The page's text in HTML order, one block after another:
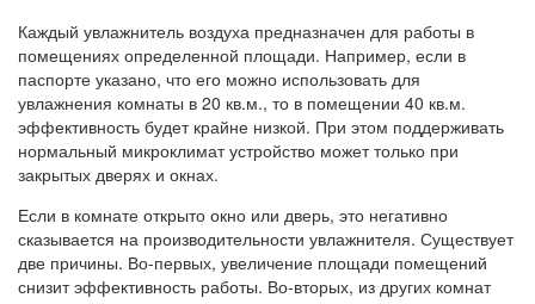
Каждый увлажнитель воздуха предназначен для работы в
помещениях определенной площади. Например, если в
паспорте указано, что его можно использовать для
увлажнения комнаты в 20 кв.м., то в помещении 40 кв.м.
эффективность будет крайне низкой. При этом поддерживать
нормальный микроклимат устройство может только при
закрытых дверях и окнах.
Если в комнате открыто окно или дверь, это негативно
сказывается на производительности увлажнителя. Существует
две причины. Во-первых, увеличение площади помещений
снизит эффективность работы. Во-вторых, из других комнат